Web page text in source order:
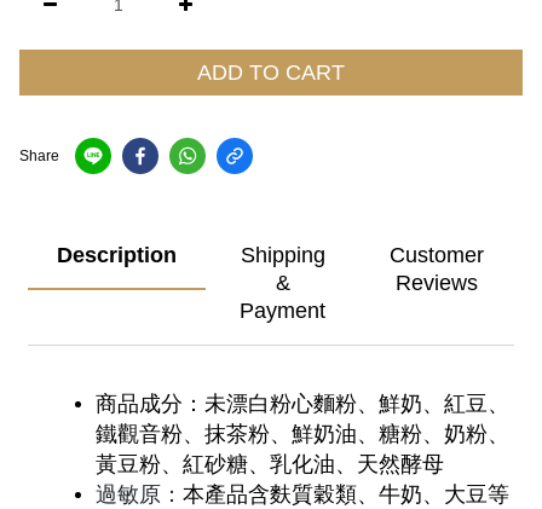
ADD TO CART
Share
Description
Shipping
&
Payment
Customer
Reviews
商品成分：未漂白粉心麵粉、鮮奶、紅豆、
鐵觀音粉、抹茶粉、鮮奶油、糖粉、奶粉、
黃豆粉、紅砂糖、乳化油、天然酵母
過敏原： 本產品含麩質穀類、牛奶、大豆等